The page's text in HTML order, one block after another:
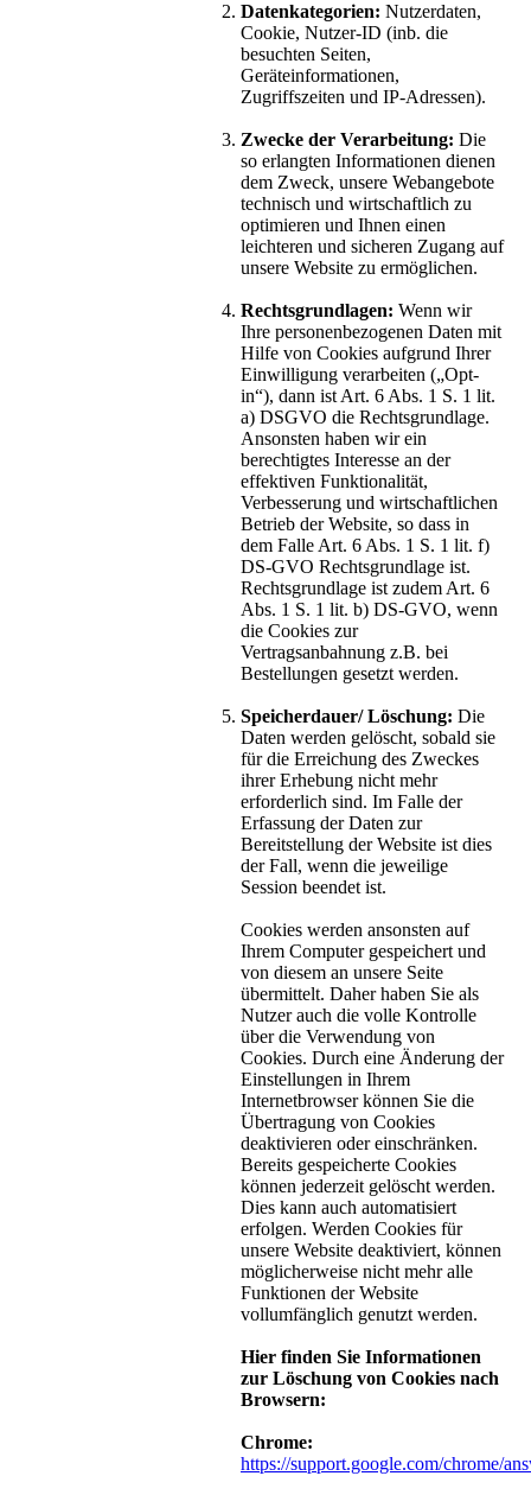
Datenkategorien: Nutzerdaten,
Cookie, Nutzer-ID (inb. die
besuchten Seiten,
Geräteinformationen,
Zugriffszeiten und IP-Adressen).
Zwecke der Verarbeitung: Die
so erlangten Informationen dienen
dem Zweck, unsere Webangebote
technisch und wirtschaftlich zu
optimieren und Ihnen einen
leichteren und sicheren Zugang auf
unsere Website zu ermöglichen.
Rechtsgrundlagen: Wenn wir
Ihre personenbezogenen Daten mit
Hilfe von Cookies aufgrund Ihrer
Einwilligung verarbeiten („Opt-
in“), dann ist Art. 6 Abs. 1 S. 1 lit.
a) DSGVO die Rechtsgrundlage.
Ansonsten haben wir ein
berechtigtes Interesse an der
effektiven Funktionalität,
Verbesserung und wirtschaftlichen
Betrieb der Website, so dass in
dem Falle Art. 6 Abs. 1 S. 1 lit. f)
DS-GVO Rechtsgrundlage ist.
Rechtsgrundlage ist zudem Art. 6
Abs. 1 S. 1 lit. b) DS-GVO, wenn
die Cookies zur
Vertragsanbahnung z.B. bei
Bestellungen gesetzt werden.
Speicherdauer/ Löschung: Die
Daten werden gelöscht, sobald sie
für die Erreichung des Zweckes
ihrer Erhebung nicht mehr
erforderlich sind. Im Falle der
Erfassung der Daten zur
Bereitstellung der Website ist dies
der Fall, wenn die jeweilige
Session beendet ist.
Cookies werden ansonsten auf
Ihrem Computer gespeichert und
von diesem an unsere Seite
übermittelt. Daher haben Sie als
Nutzer auch die volle Kontrolle
über die Verwendung von
Cookies. Durch eine Änderung der
Einstellungen in Ihrem
Internetbrowser können Sie die
Übertragung von Cookies
deaktivieren oder einschränken.
Bereits gespeicherte Cookies
können jederzeit gelöscht werden.
Dies kann auch automatisiert
erfolgen. Werden Cookies für
unsere Website deaktiviert, können
möglicherweise nicht mehr alle
Funktionen der Website
vollumfänglich genutzt werden.
Hier finden Sie Informationen
zur Löschung von Cookies nach
Browsern:
Chrome:
https://support.google.com/chrome/